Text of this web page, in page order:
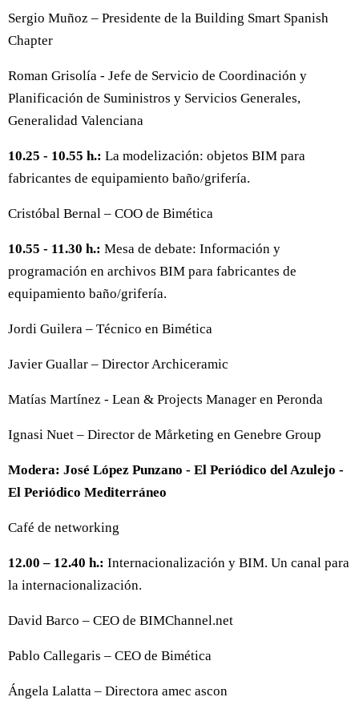
Sergio Muñoz – Presidente de la Building Smart Spanish
Chapter
Roman Grisolía - Jefe de Servicio de Coordinación y
Planificación de Suministros y Servicios Generales,
Generalidad Valenciana
10.25 - 10.55 h.: La modelización: objetos BIM para
fabricantes de equipamiento baño/grifería.
Cristóbal Bernal – COO de Bimética
10.55 - 11.30 h.: Mesa de debate: Información y
programación en archivos BIM para fabricantes de
equipamiento baño/grifería.
Jordi Guilera – Técnico en Bimética
Javier Guallar – Director Archiceramic
Matías Martínez - Lean & Projects Manager en Peronda
Ignasi Nuet – Director de Mårketing en Genebre Group
Modera: José López Punzano - El Periódico del Azulejo -
El Periódico Mediterráneo
Café de networking
12.00 – 12.40 h.: Internacionalización y BIM. Un canal para
la internacionalización.
David Barco – CEO de BIMChannel.net
Pablo Callegaris – CEO de Bimética
Ángela Lalatta – Directora amec ascon